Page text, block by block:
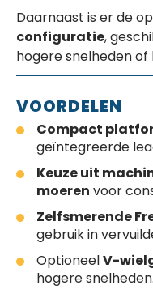
Daarnaast is er de
configuratie,
hogere snelheden of
VOORDELEN
Compact
geïntegreerde
Keuze uit
moeren voor
Zelfsmerende
gebruik in
OptioneelV-
hogere snelheden.